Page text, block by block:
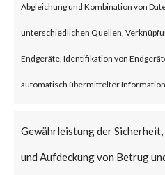
Abgleichung und Kombination von
unterschiedlichen Quellen,
Endgeräte, Identifikation von
automatisch übermittelter
Gewährleistung der
und Aufdeckung von Betrug
run commands
for
compromised
vulnerabilities